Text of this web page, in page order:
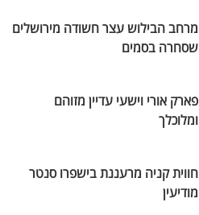
מרחב הבילוש עצר חשודה מירושלים
שסחרה בסמים
פארק אורי וישעי עדיין מזוהם
ומלוכלך
חווית קניה מרעננת בישפרו סנטר
מודיעין